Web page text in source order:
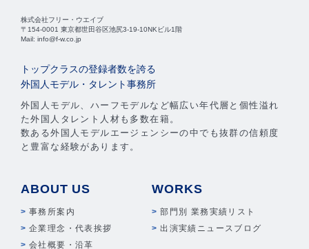
株式会社フリー・ウエイブ
〒154-0001 東京都世田谷区池尻3-19-10NKビル1階
Mail: info@f-w.co.jp
トップクラスの登録者数を誇る
外国人モデル・タレント事務所
外国人モデル、ハーフモデルなど幅広い年代層と個性溢れ
た外国人タレント人材も多数在籍。
数ある外国人モデルエージェンシーの中でも抜群の信頼度
と豊富な経験があります。
ABOUT US
事務所案内
企業理念・代表挨拶
会社概要・沿革
WORKS
部門別 業務実績リスト
出演実績ニュースブログ